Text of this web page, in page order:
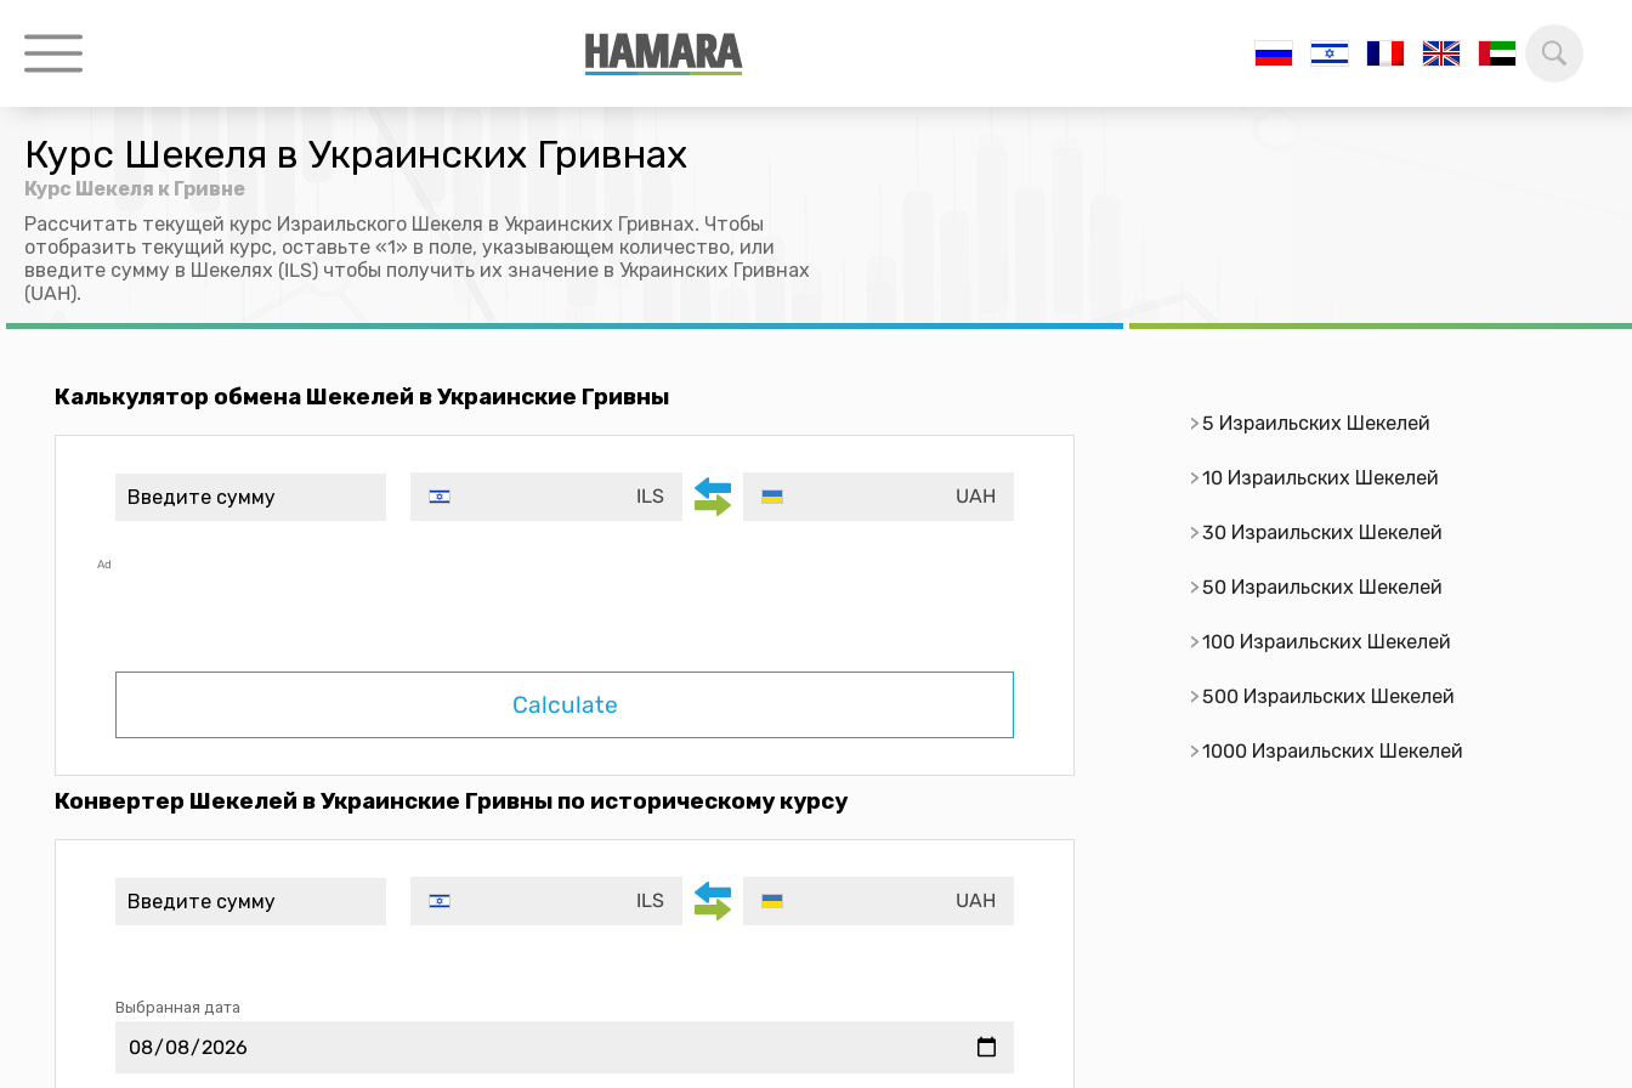
Курс Шекеля в Украинских Гривнах
Курс Шекеля к Гривне
Рассчитать текущей курс Израильского Шекеля в Украинских Гривнах. Чтобы
отобразить текущий курс, оставьте «1» в поле, указывающем количество, или
введите сумму в Шекелях (ILS) чтобы получить их значение в Украинских Гривнах
(UAH).
Калькулятор обмена Шекелей в Украинские Гривны
ILS UAH
Ad
Calculate
Конвертер Шекелей в Украинские Гривны по историческому курсу
ILS UAH
Выбранная дата
5 Израильских Шекелей
10 Израильских Шекелей
30 Израильских Шекелей
50 Израильских Шекелей
100 Израильских Шекелей
500 Израильских Шекелей
1000 Израильских Шекелей